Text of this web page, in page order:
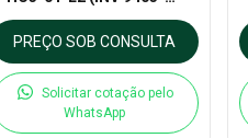
PREÇO SOB CONSULTA
Solicitar cotação pelo
WhatsApp